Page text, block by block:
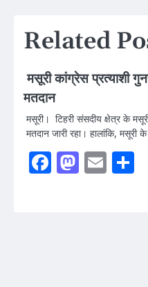
Related
मसूरी कांग्रेस प्रत्याशी
मतदान
मसूरी। टिहरी संसदीय क्षेत्र के
मतदान जारी रहा। हालांकि, मसूरी
FacebookEmail